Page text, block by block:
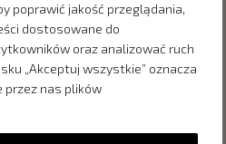
poprawić jakość przeglądania,
dostosowane do
oraz analizować ruch
„Akceptuj wszystkie” oznacza
przez nas plików
z kategorii